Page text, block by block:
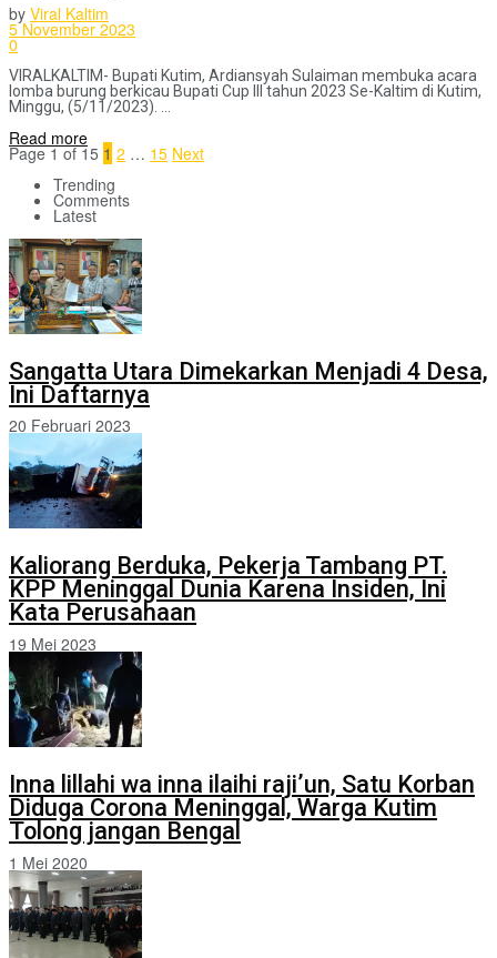
by Viral Kaltim
5 November 2023
0
VIRALKALTIM- Bupati Kutim, Ardiansyah Sulaiman membuka acara
lomba burung berkicau Bupati Cup III tahun 2023 Se-Kaltim di Kutim,
Minggu, (5/11/2023). ...
Read more
Page 1 of 15 1 2 … 15 Next
Trending
Comments
Latest
Sangatta Utara Dimekarkan Menjadi 4 Desa,
Ini Daftarnya
20 Februari 2023
Kaliorang Berduka, Pekerja Tambang PT.
KPP Meninggal Dunia Karena Insiden, Ini
Kata Perusahaan
19 Mei 2023
Inna lillahi wa inna ilaihi raji’un, Satu Korban
Diduga Corona Meninggal, Warga Kutim
Tolong jangan Bengal
1 Mei 2020